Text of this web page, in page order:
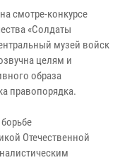
смотре-конкурсе
«Солдаты
музей войск
целям и
образа
правопорядка.
Отечественной